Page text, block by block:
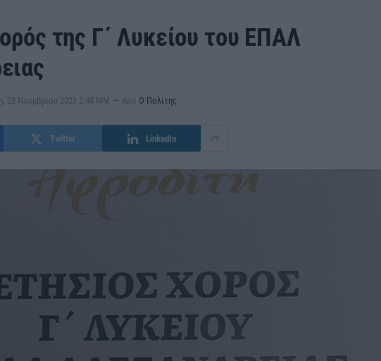
της Γ΄ Λυκείου του ΕΠΑΛ
22 Νοεμβρίου 2023 2:48 ΜΜ Από Ο Πολίτης
Twitter LinkedIn